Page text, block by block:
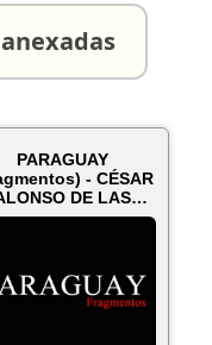
PARAGUAY
- CÉSAR
DE LAS
HERAS